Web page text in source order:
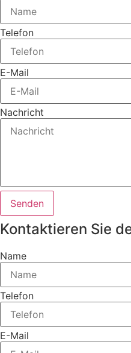
Telefon
E-Mail
Nachricht
Senden
Kontaktieren Sie
Name
Telefon
E-Mail